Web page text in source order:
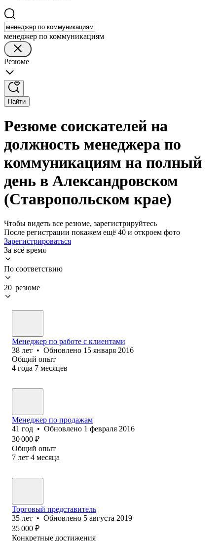
менеджер по коммуникациям
Резюме
Найти
Резюме соискателей на
должность менеджера по
коммуникациям на полный
день в Александровском
(Ставропольском крае)
Чтобы видеть все резюме, зарегистрируйтесь
После регистрации покажем ещё 40 и откроем фото
Зарегистрироваться
За всё время
По соответствию
20 резюме
Менеджер по работе с клиентами
38 лет • Обновлено 15 января 2016
Общий опыт
4 года 7 месяцев
Менеджер по продажам
41 год • Обновлено 1 февраля 2016
30 000 ₽
Общий опыт
7 лет 4 месяца
Торговый представитель
35 лет • Обновлено 5 августа 2019
35 000 ₽
Конкретные достижения